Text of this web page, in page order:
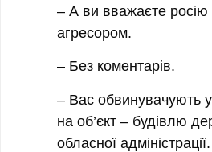
– А ви вважаєте росію
агресором.
– Без коментарів.
– Вас обвинувачують
на об’єкт – будівлю
обласної